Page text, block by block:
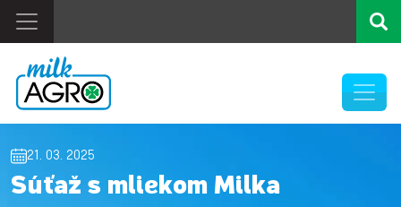
21. 03. 2025
Súťaž s mliekom Milka